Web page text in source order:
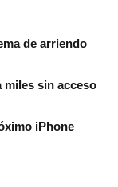
de arriendo
miles sin acceso
iPhone